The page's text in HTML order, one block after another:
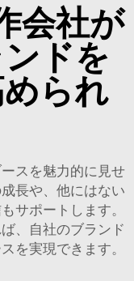
会社が
ドを
られ
スを魅力的に見せ
長や、他にはない
サポートします。
、自社のブランド
を実現できます。